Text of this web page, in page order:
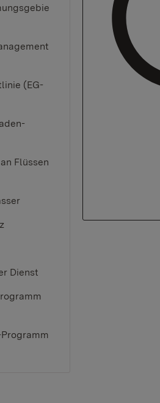
(EG-
Flüssen
Dienst